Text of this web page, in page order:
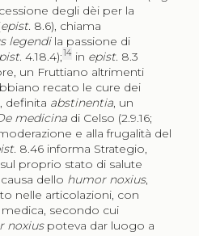
degli dèi per la
epist. 8.6), chiama
legendi la passione di
4.18.4);14in epist. 8.3
un Fruttiano altrimenti
recato le cure dei
definita abstinentia, un
medicina di Celso (2.9.16;
e alla frugalità del
8.46 informa Strategio,
proprio stato di salute
dello humor noxius,
nelle articolazioni, con
secondo cui
noxiuspoteva dar luogo a